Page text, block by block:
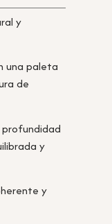
y
una paleta
de
y
y